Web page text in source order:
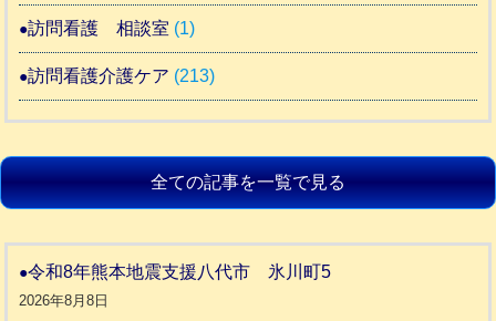
訪問看護 相談室 (1)
訪問看護介護ケア (213)
全ての記事を一覧で見る
令和8年熊本地震支援八代市 氷川町5
2026年8月8日